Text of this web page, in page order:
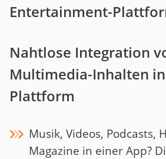
Entertainment-
Nahtlose Integration
Multimedia-Inhalten in
Plattform
Musik, Videos, Podcasts,
Magazine in einer App?